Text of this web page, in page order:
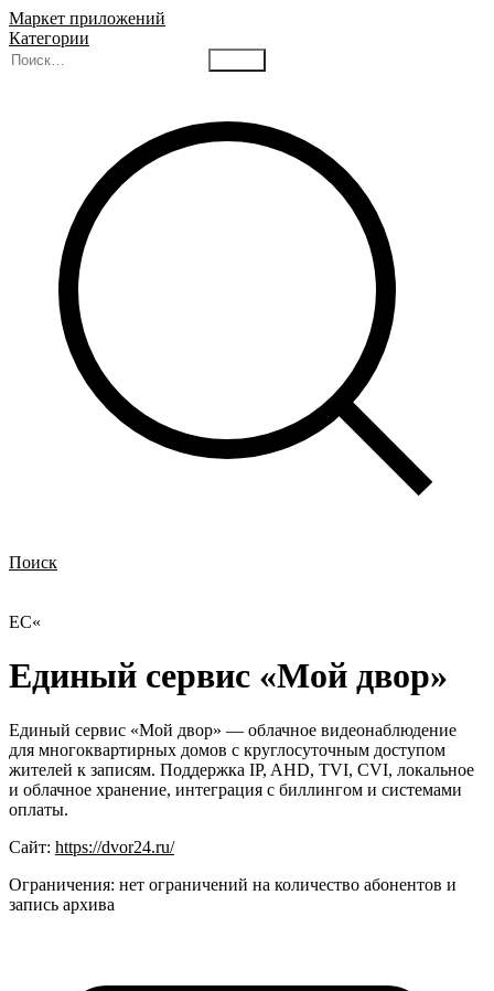
Маркет приложений
Категории
Поиск
ЕС«
Единый сервис «Мой двор»
Единый сервис «Мой двор» — облачное видеонаблюдение
для многоквартирных домов с круглосуточным доступом
жителей к записям. Поддержка IP, AHD, TVI, CVI, локальное
и облачное хранение, интеграция с биллингом и системами
оплаты.
Сайт: https://dvor24.ru/
Ограничения: нет ограничений на количество абонентов и
запись архива